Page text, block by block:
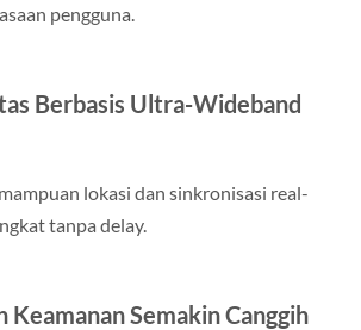
pengguna.
Berbasis Ultra-Wideband
lokasi dan sinkronisasi real-
tanpa delay.
Keamanan Semakin Canggih